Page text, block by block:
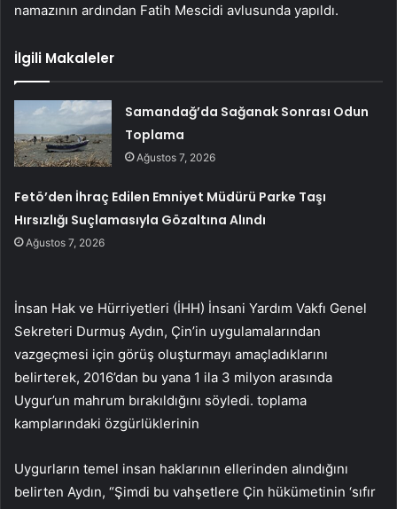
namazının ardından Fatih Mescidi avlusunda yapıldı.
İlgili Makaleler
Samandağ’da Sağanak Sonrası Odun
Toplama
Ağustos 7, 2026
Fetö’den İhraç Edilen Emniyet Müdürü Parke Taşı
Hırsızlığı Suçlamasıyla Gözaltına Alındı
Ağustos 7, 2026
İnsan Hak ve Hürriyetleri (İHH) İnsani Yardım Vakfı Genel
Sekreteri Durmuş Aydın, Çin’in uygulamalarından
vazgeçmesi için görüş oluşturmayı amaçladıklarını
belirterek, 2016’dan bu yana 1 ila 3 milyon arasında
Uygur’un mahrum bırakıldığını söyledi. toplama
kamplarındaki özgürlüklerinin
Uygurların temel insan haklarının ellerinden alındığını
belirten Aydın, “Şimdi bu vahşetlere Çin hükümetinin ‘sıfır